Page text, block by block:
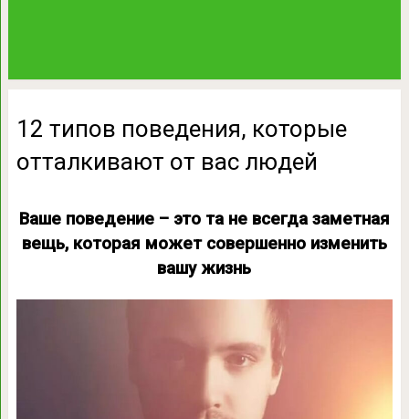
12 типов поведения, которые
отталкивают от вас людей
Ваше поведение – это та не всегда заметная
вещь, которая может совершенно изменить
вашу жизнь